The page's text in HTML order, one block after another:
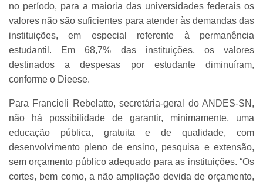
no período, para a maioria das universidades federais os
valores não são suficientes para atender às demandas das
instituições, em especial referente à permanência
estudantil. Em 68,7% das instituições, os valores
destinados a despesas por estudante diminuíram,
conforme o Dieese.
Para Francieli Rebelatto, secretária-geral do ANDES-SN,
não há possibilidade de garantir, minimamente, uma
educação pública, gratuita e de qualidade, com
desenvolvimento pleno de ensino, pesquisa e extensão,
sem orçamento público adequado para as instituições. “Os
cortes, bem como, a não ampliação devida de orçamento,